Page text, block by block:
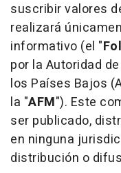
suscribir valores
realizará
informativo (el "
por la Autoridad
los Países Bajos
la "AFM"). Este
ser publicado,
en ninguna
distribución o